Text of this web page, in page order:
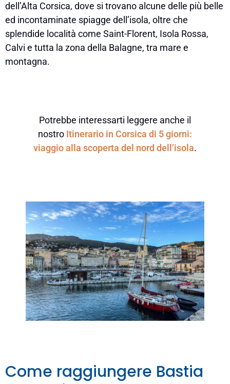
dell’Alta Corsica, dove si trovano alcune delle più belle
ed incontaminate spiagge dell’isola, oltre che
splendide località come Saint-Florent, Isola Rossa,
Calvi e tutta la zona della Balagne, tra mare e
montagna.
Potrebbe interessarti leggere anche il
nostro Itinerario in Corsica di 5 giorni:
viaggio alla scoperta del nord dell’isola.
Come raggiungere Bastia